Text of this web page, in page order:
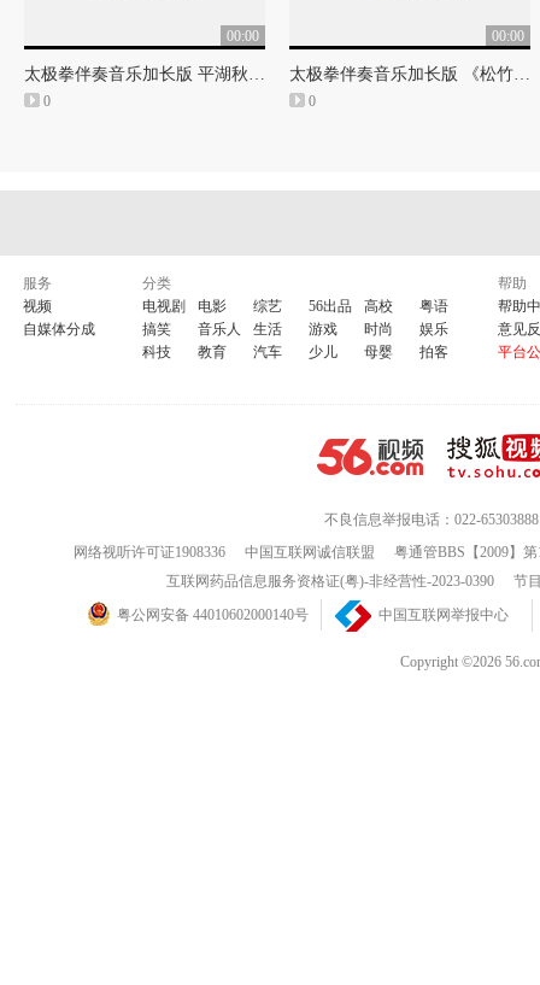
00:00
太极拳伴奏音乐加长版 平湖秋月（32：17）
0
00:00
太极拳伴奏音乐加长版 《松竹多情》（29:55）
0
服务
视频
自媒体分成
分类
电视剧
电影 综艺 56出品 高校
粤语
搞笑
音乐人 生活 游戏 时尚
娱乐
科技
教育 汽车 少儿 母婴 拍客
帮助
帮助
意见
平台
不良信息举报电话：022-65303888
网络视听许可证1908336
中国互联网诚信联盟
粤通管BBS【2009】
互联网药品信息服务资格证(粤)-非经营性-2023-0390
节
粤公网安备 44010602000140号
中国互联网举报中心
Copyright ©2026